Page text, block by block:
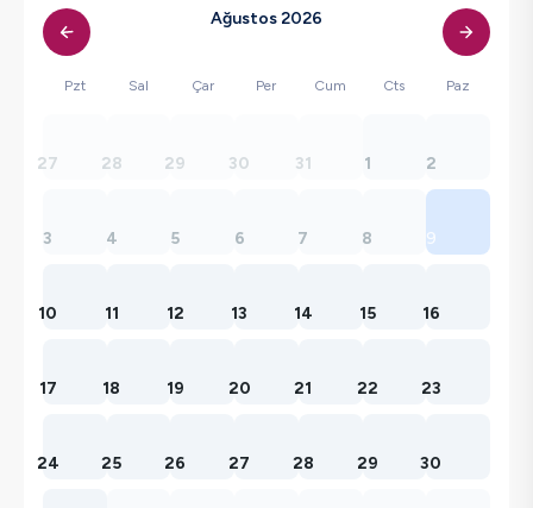
Ağustos 2026
Pzt Sal Çar Per Cum Cts Paz
27 28 29 30 31 1 2
3 4 5 6 7 8 9
10 11 12 13 14 15 16
17 18 19 20 21 22 23
24 25 26 27 28 29 30